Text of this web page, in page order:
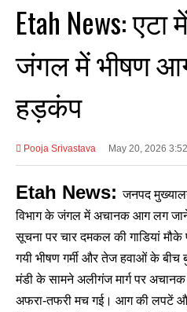
Etah News:
जंगल में भीषण
हड़कंप
Pooja Srivastava May 20, 2026
Etah News: जनपद
विभाग के जंगल में अचानक आग लग
सूचना पर चार दमकल की गाडियां
गयी भीषण गर्मी और तेज हवाओं के बीच
मंडी के सामने अलीगंज मार्ग पर
अफरा-तफरी मच गई। आग की लपटें